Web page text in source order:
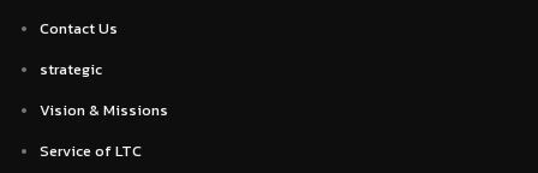
Contact Us
strategic
Vision & Missions
Service of LTC